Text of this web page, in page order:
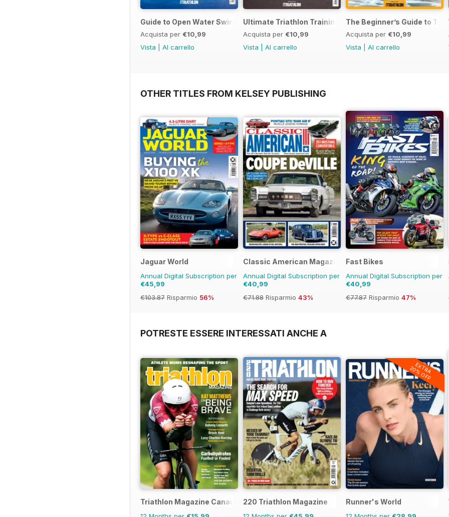
Guide to Open Water Swimming
Acquista per €10,99
Vista
Al carrello
Ultimate Triathlon Training Manual
Acquista per €10,99
Vista
Al carrello
The Beginner’s Guide to
Acquista per €10,99
Vista
Al carrello
OTHER TITLES FROM KELSEY PUBLISHING
Jaguar World
Annual Digital Subscription per
€45,99
€103.87 Risparmio 56%
Classic American Magazine
Annual Digital Subscription per
€40,99
€71.88 Risparmio 43%
Fast Bikes
Annual Digital Subscription per
€40,99
€77.87 Risparmio 47%
POTRESTE ESSERE INTERESSATI ANCHE A
Triathlon Magazine Canada 220 Triathlon Magazine
EXTRA
20% OFF
Runner's World